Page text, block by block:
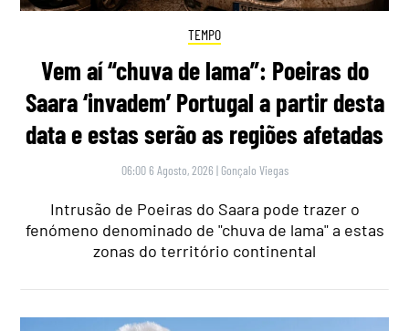
TEMPO
Vem aí “chuva de lama”: Poeiras do
Saara ‘invadem’ Portugal a partir desta
data e estas serão as regiões afetadas
06:00 6 Agosto, 2026 | Gonçalo Viegas
Intrusão de Poeiras do Saara pode trazer o
fenómeno denominado de "chuva de lama" a estas
zonas do território continental